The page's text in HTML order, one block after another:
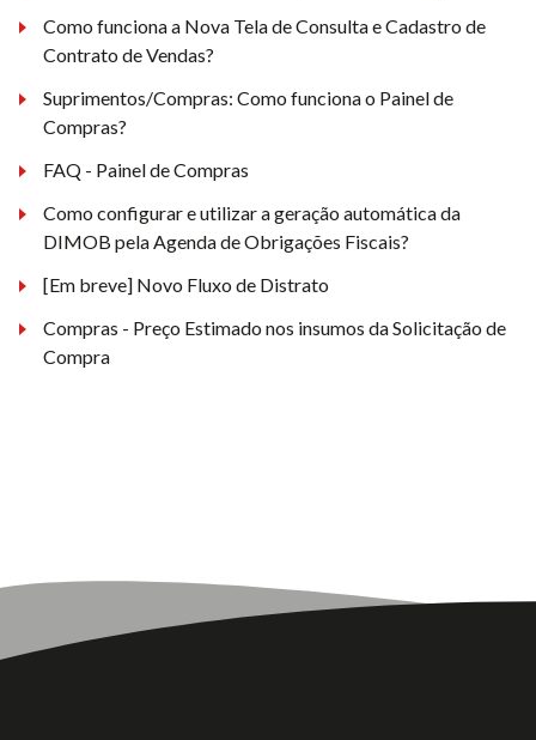
Como funciona a Nova Tela de Consulta e Cadastro de
Contrato de Vendas?
Suprimentos/Compras: Como funciona o Painel de
Compras?
FAQ - Painel de Compras
Como configurar e utilizar a geração automática da
DIMOB pela Agenda de Obrigações Fiscais?
[Em breve] Novo Fluxo de Distrato
Compras - Preço Estimado nos insumos da Solicitação de
Compra